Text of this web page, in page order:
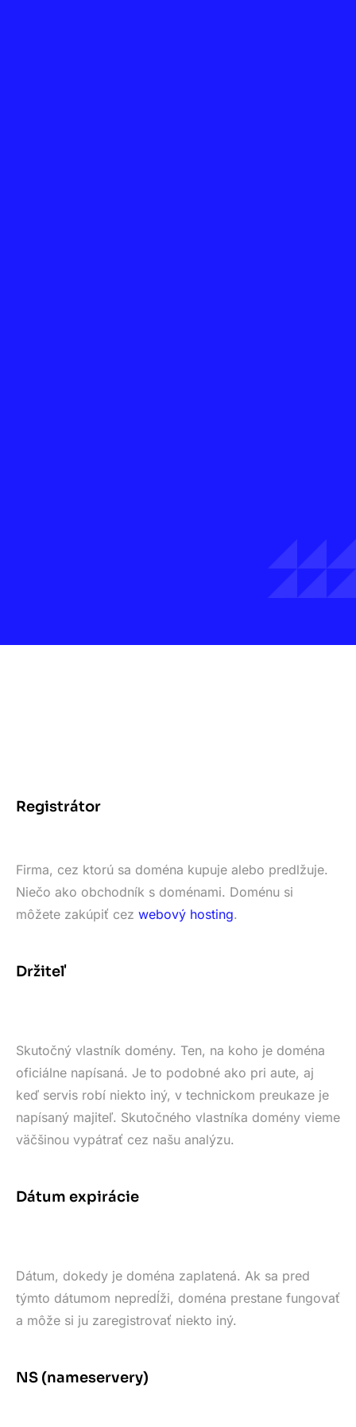
Registrátor
Firma, cez ktorú sa doména kupuje alebo predlžuje.
Niečo ako obchodník s doménami. Doménu si
môžete zakúpiť cez webový hosting.
Držiteľ
Skutočný vlastník domény. Ten, na koho je doména
oficiálne napísaná. Je to podobné ako pri aute, aj
keď servis robí niekto iný, v technickom preukaze je
napísaný majiteľ. Skutočného vlastníka domény vieme
väčšinou vypátrať cez našu analýzu.
Dátum expirácie
Dátum, dokedy je doména zaplatená. Ak sa pred
týmto dátumom nepredĺži, doména prestane fungovať
a môže si ju zaregistrovať niekto iný.
NS (nameservery)